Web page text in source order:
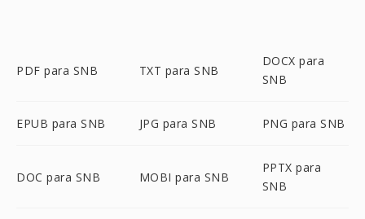
PDF para SNB TXT para SNB
DOCX para
SNB
EPUB para SNB JPG para SNB PNG para SNB
DOC para SNB MOBI para SNB
PPTX para
SNB